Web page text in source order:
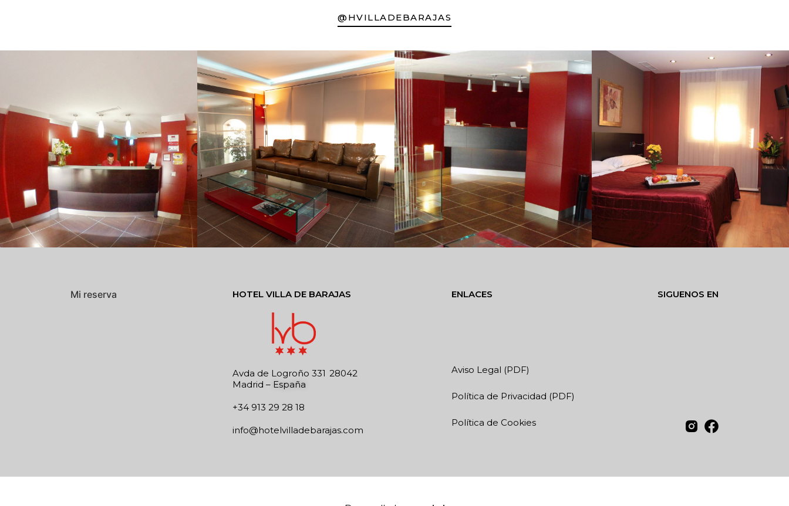
@HVILLADEBARAJAS
Mi reserva HOTEL VILLA DE BARAJAS
Avda de Logroño 331 28042
Madrid – España
+34 913 29 28 18
info@hotelvilladebarajas.com
ENLACES
Aviso Legal (PDF)
Política de Privacidad (PDF)
Política de Cookies
SIGUENOS EN